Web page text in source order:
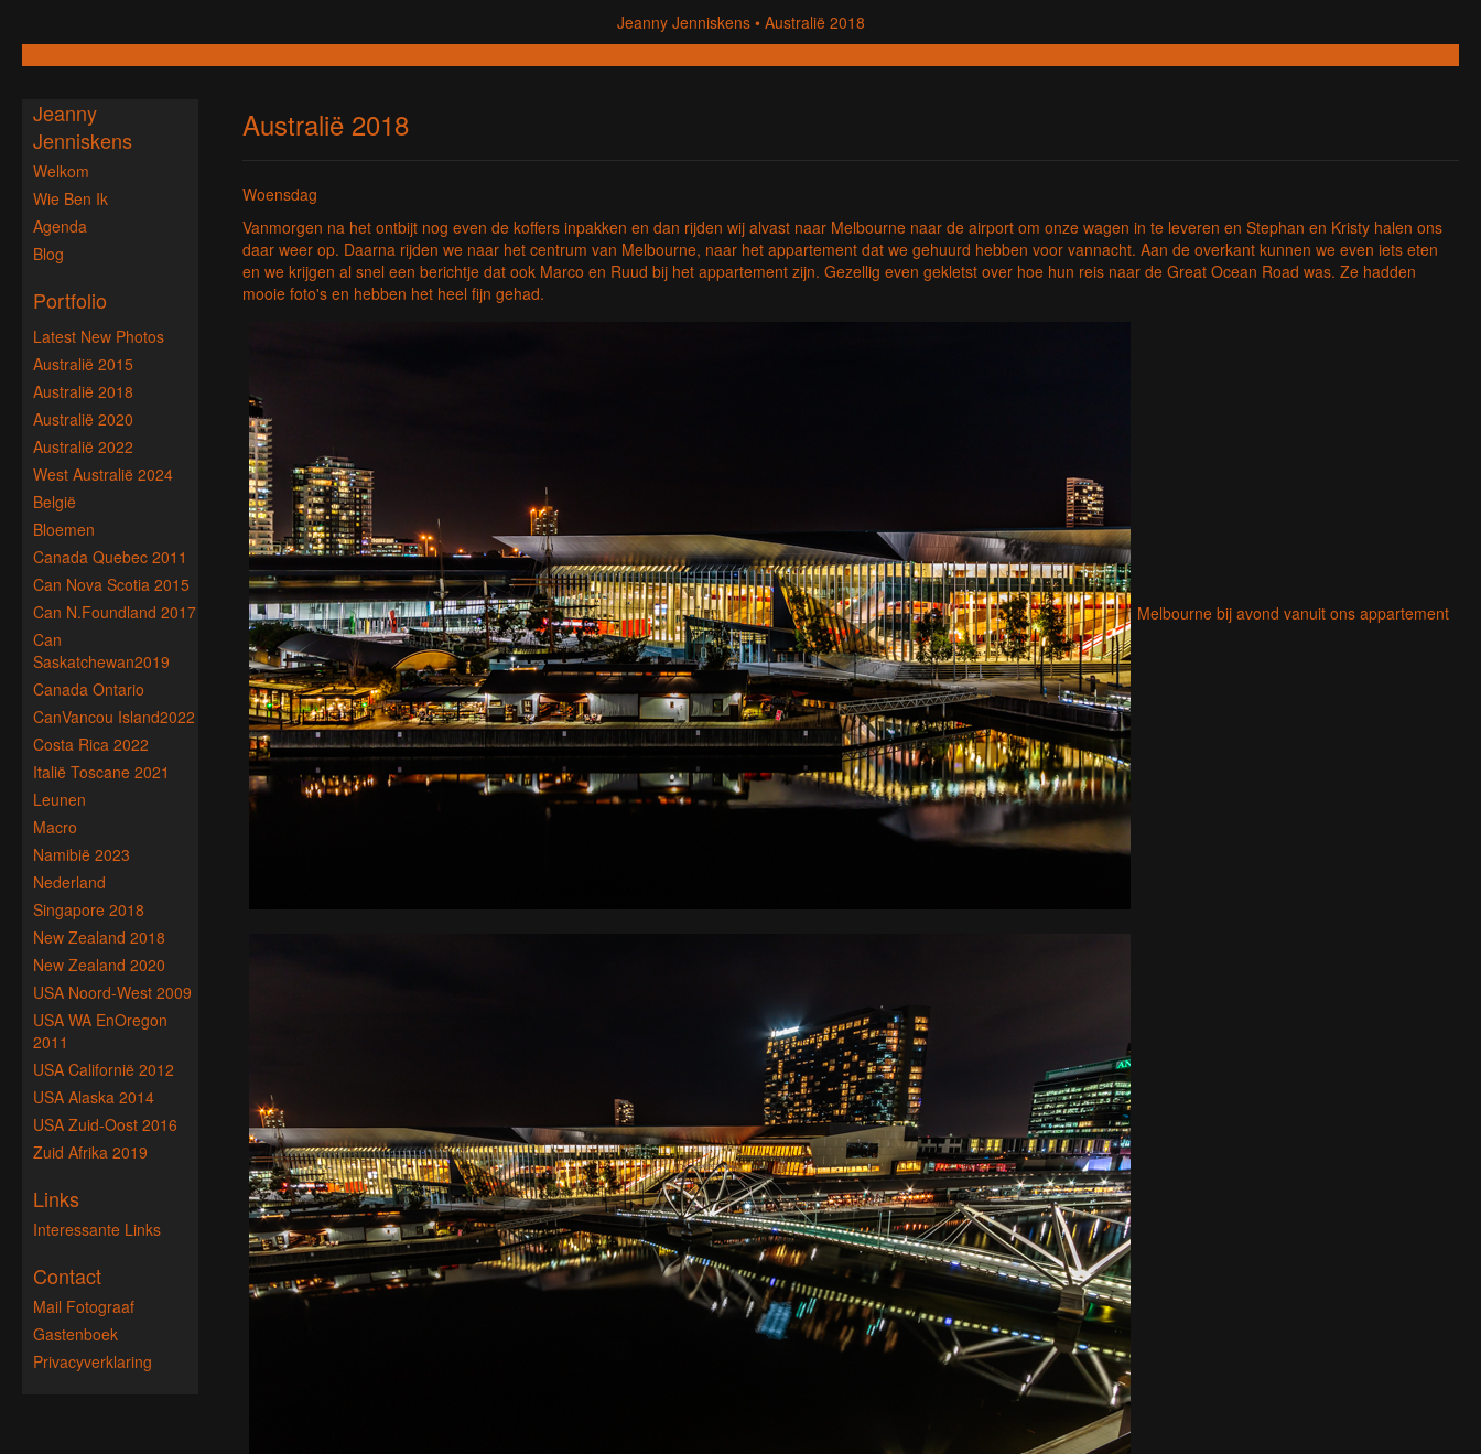
Jeanny Jenniskens Australië 2018
Australië 2018
Woensdag
Vanmorgen na het ontbijt nog even de koffers inpakken en dan rijden wij alvast naar Melbourne naar de airport om onze wagen in te leveren en Stephan en Kristy halen ons
daar weer op. Daarna rijden we naar het centrum van Melbourne, naar het appartement dat we gehuurd hebben voor vannacht. Aan de overkant kunnen we even iets eten
en we krijgen al snel een berichtje dat ook Marco en Ruud bij het appartement zijn. Gezellig even gekletst over hoe hun reis naar de Great Ocean Road was. Ze hadden
mooie foto's en hebben het heel fijn gehad.
Melbourne bij avond vanuit ons appartement
Jeanny
Jenniskens
Welkom
Wie Ben Ik
Agenda
Blog
Portfolio
Latest New Photos
Australië 2015
Australië 2018
Australië 2020
Australië 2022
West Australië 2024
België
Bloemen
Canada Quebec 2011
Can Nova Scotia 2015
Can N.Foundland 2017
Can
Saskatchewan2019
Canada Ontario
CanVancou Island2022
Costa Rica 2022
Italië Toscane 2021
Leunen
Macro
Namibië 2023
Nederland
Singapore 2018
New Zealand 2018
New Zealand 2020
USA Noord-West 2009
USA WA EnOregon
2011
USA Californië 2012
USA Alaska 2014
USA Zuid-Oost 2016
Zuid Afrika 2019
Links
Interessante Links
Contact
Mail Fotograaf
Gastenboek
Privacyverklaring